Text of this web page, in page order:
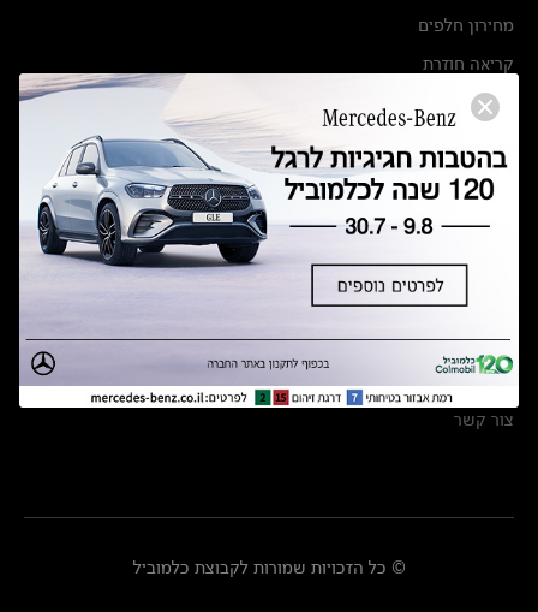
מחירון חלפים
קריאה חוזרת
הודעה על הטבות לרכבי מרצדס בהסדר פשרה בתצ 56447-02-19
תקנון ימי מכירות 120 לכלמוביל
מצאו אותנו
אולמות תצוגה
מרכזי שירות
צור קשר
© כל הזכויות שמורות לקבוצת כלמוביל